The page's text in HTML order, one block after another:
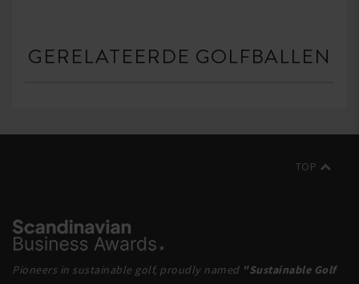
GERELATEERDE GOLFBALLEN
Pioneers in sustainable golf, proudly named "Sustainable Golf
TOP